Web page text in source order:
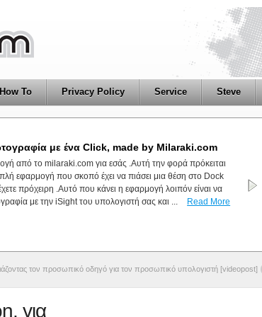
How To Privacy Policy Service Steve
με ένα Click, made by Milaraki.com
από το milaraki.com για εσάς .Αυτή την φορά πρόκειται
εφαρμογή που σκοπό έχει να πιάσει μια θέση στο Dock
πρόχειρη .Αυτό που κάνει η εφαρμογή λοιπόν είναι να
με την iSight του υπολογιστή σας και ...
Read More
by milaraki.com
και τίποτα.Ένα μικρό app φτιαγμένο με το Automator .Αυτό που
εάν στο σύστημα μας είναι ορατά τα κρυφά αρχεία και να
αυτή .Δηλαδή εάν δεν είναι ορατά, τα εμφανίζει . Εάν είναι
:)Μπορείτε να κατεβάσετε την εφαρμογή ...
Read More
τον προσωπικό οδηγό για τον προσωπικό υπολογιστή [videopost]
για